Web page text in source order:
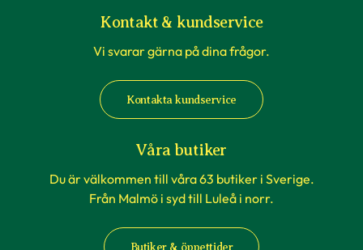
Kontakt & kundservice
Vi svarar gärna på dina frågor.
Kontakta kundservice
Våra butiker
Du är välkommen till våra 63 butiker i Sverige.
Från Malmö i syd till Luleå i norr.
Butiker & öppettider